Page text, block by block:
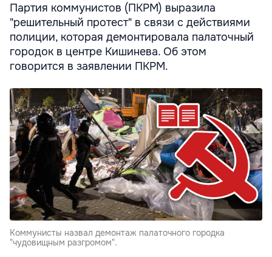
Партия коммунистов (ПКРМ) выразила
"решительный протест" в связи с действиями
полиции, которая демонтировала палаточный
городок в центре Кишинева. Об этом
говорится в заявлении ПКРМ.
Коммунисты назвал демонтаж палаточного городка
"чудовищным разгромом".